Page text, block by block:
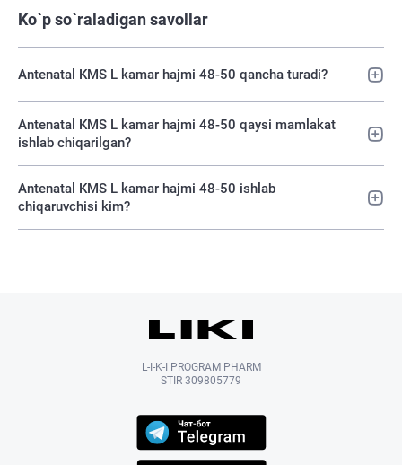
Ko`p so`raladigan savollar
Antenatal KMS L kamar hajmi 48-50 qancha turadi?
Antenatal KMS L kamar hajmi 48-50 qaysi mamlakat
ishlab chiqarilgan?
Antenatal KMS L kamar hajmi 48-50 ishlab
chiqaruvchisi kim?
L-I-K-I PROGRAM PHARM
STIR 309805779